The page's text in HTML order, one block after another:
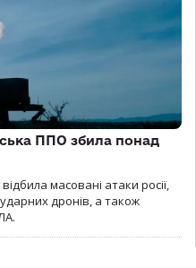
ППО збила понад
масовані атаки росії,
дронів, а також